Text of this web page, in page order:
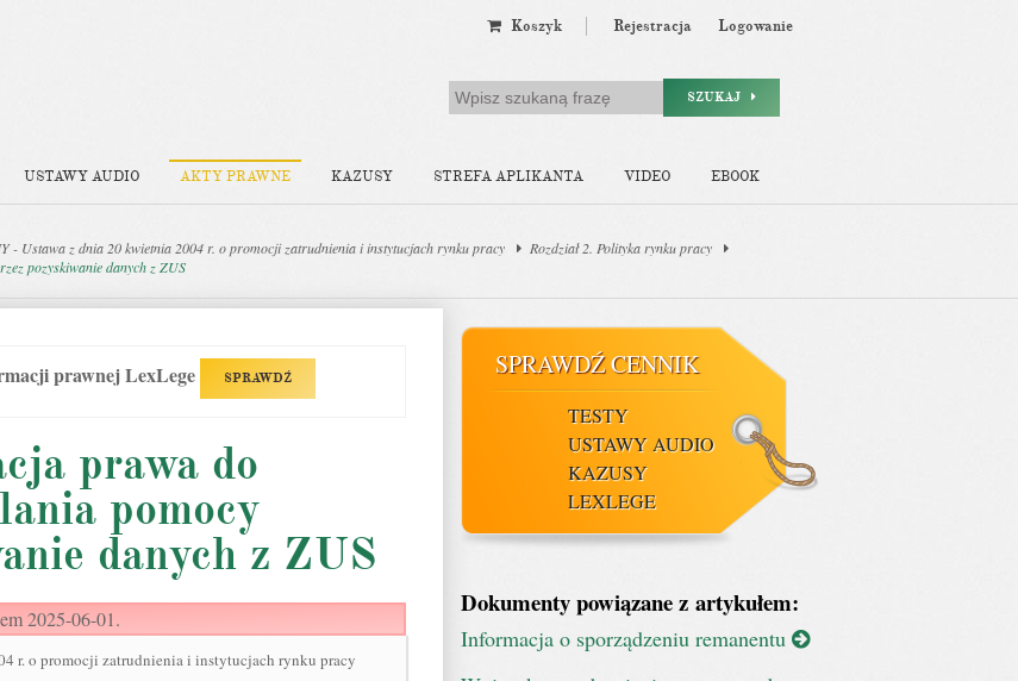
Koszyk Rejestracja Logowanie
SZUKAJ
USTAWY AUDIO AKTY PRAWNE KAZUSY STREFA APLIKANTA VIDEO EBOOK
- Ustawa z dnia 20 kwietnia 2004 r. o promocji zatrudnienia i instytucjach rynku pracy
Rozdział 2. Polityka rynku pracy
pozyskiwanie danych z ZUS
prawnej LexLege SPRAWDŹ
prawa do
pomocy
danych z ZUS
2025-06-01.
r. o promocji zatrudnienia i instytucjach rynku pracy
SPRAWDŹ CENNIK
TESTY
USTAWY AUDIO
KAZUSY
LEXLEGE
Dokumenty powiązane z artykułem:
Informacja o sporządzeniu remanentu